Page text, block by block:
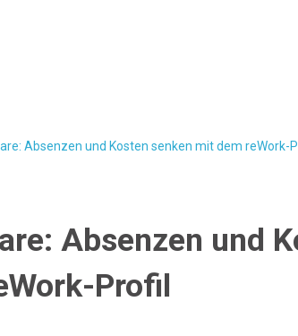
Absenzen und Kosten senken mit dem reWork-
Absenzen und
Profil